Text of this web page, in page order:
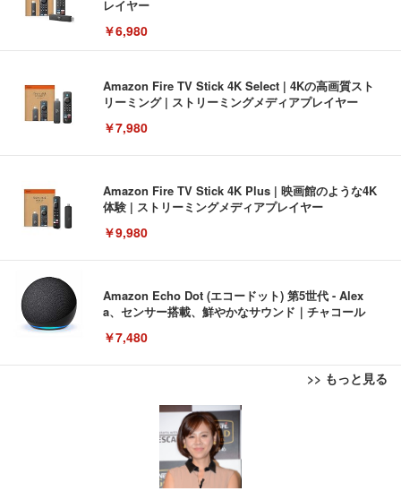
レイヤー
￥6,980
Amazon Fire TV Stick 4K Select | 4Kの高画質スト
リーミング | ストリーミングメディアプレイヤー
￥7,980
Amazon Fire TV Stick 4K Plus | 映画館のような4K
体験 | ストリーミングメディアプレイヤー
￥9,980
Amazon Echo Dot (エコードット) 第5世代 - Alex
a、センサー搭載、鮮やかなサウンド｜チャコール
￥7,480
>> もっと見る
[EdoErgo] オフィスチェア 椅子 テレワーク 疲れな
い 跳ね上げ式アームレスト コンパクト 約105度ロッ
キング pc 事務椅子 360度回転 座面昇降 強化ナイロ
ン樹脂ベース 通気性メッシュ 在宅ワーク H-WY01
(黒網+黒枠+黒足)
EIZO ビジネス向けプレミアムモニター | FlexScan
EV3240X-WT | 31.5型4K UHD・USB Type-C・ホワ
￥105,595
Amazonベーシック ペットシーツ 薄型 レギュラー 1
回使い捨て 無香料 ホワイト 300枚